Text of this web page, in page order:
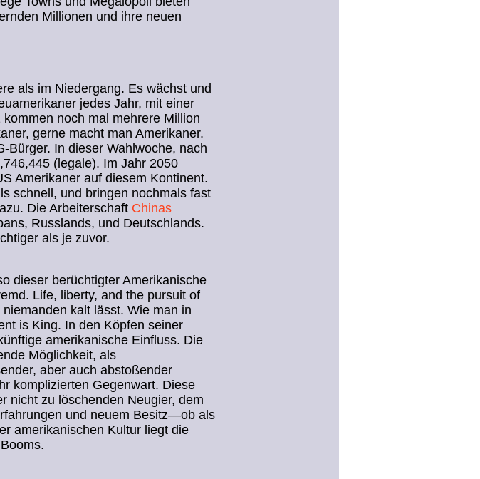
Millionen und ihre neuen
als im Niedergang. Es wächst und
jedes Jahr, mit einer
noch mal mehrere Million
gerne macht man Amerikaner.
Bürger. In dieser Wahlwoche, nach
(legale). Im Jahr 2050
Amerikaner auf diesem Kontinent.
schnell, und bringen nochmals fast
Die Arbeiterschaft Chinas
Russlands, und Deutschlands.
als je zuvor.
dieser berüchtigter Amerikanische
Life, liberty, and the pursuit of
kalt lässt. Wie man in
is King. In den Köpfen seiner
amerikanische Einfluss. Die
Möglichkeit, als
aber auch abstoßender
komplizierten Gegenwart. Diese
nicht zu löschenden Neugier, dem
und neuem Besitz—ob als
amerikanischen Kultur liegt die